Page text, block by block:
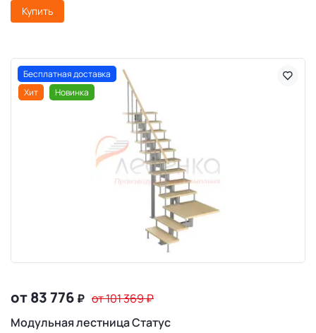
Купить
Бесплатная доставка
Хит
Новинка
от 83 776 ₽ от 101 369₽
Модульная лестница Статус